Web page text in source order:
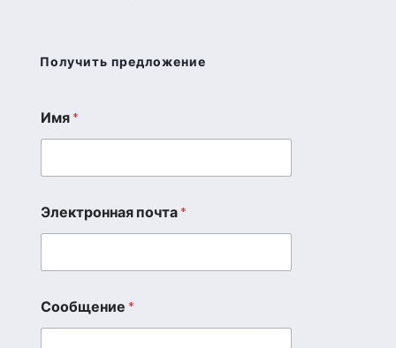
Получить предложение
И
м
*
Имя*
Электронная почта*
Сообщение *